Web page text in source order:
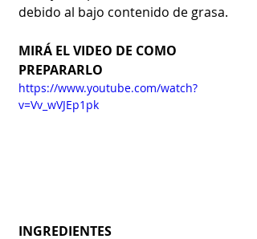
debido al bajo contenido de grasa.
MIRÁ EL VIDEO DE COMO
PREPARARLO
https://www.youtube.com/watch?
v=Vv_wVJEp1pk
INGREDIENTES